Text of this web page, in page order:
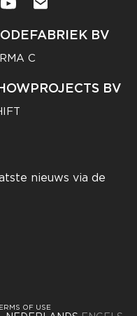
BV
C
BV
nieuws via de
OF USE